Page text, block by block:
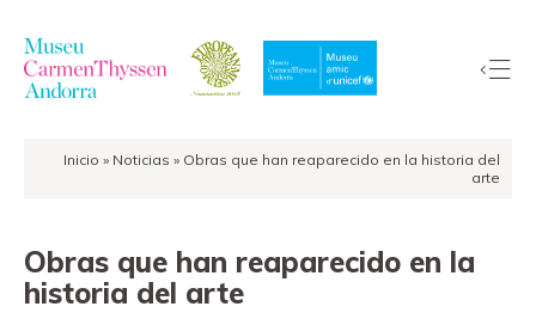
Inicio » Noticias » Obras que han reaparecido en la historia del
arte
Obras que han reaparecido en la
historia del arte
El
Museo